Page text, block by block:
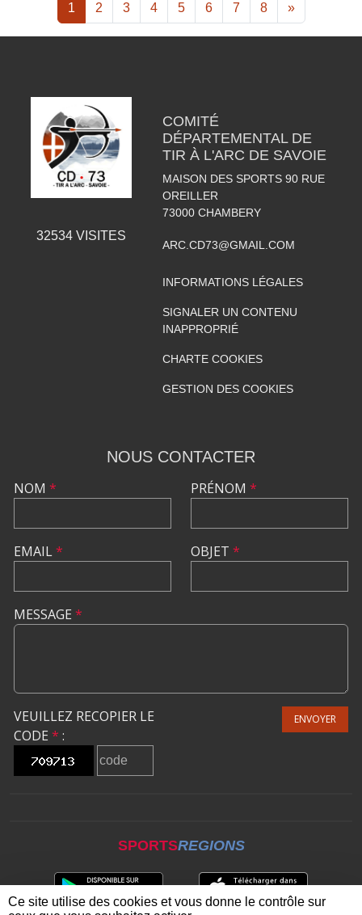
1 2 3 4 5 6 7 8 »
32534VISITES
COMITÉ
DÉPARTEMENTAL DE
TIR À L'ARC DE SAVOIE
MAISON DES SPORTS 90 RUE
OREILLER
73000 CHAMBERY
ARC.CD73@GMAIL.COM
INFORMATIONS LÉGALES
SIGNALER UN CONTENU
INAPPROPRIÉ
CHARTE COOKIES
GESTION DES COOKIES
NOUS CONTACTER
NOM *
EMAIL*
PRÉNOM *
OBJET *
MESSAGE *
VEUILLEZ RECOPIER LE
CODE * :
ENVOYER
SPORTSREGIONS
Ce site utilise des cookies et vous donne le contrôle sur